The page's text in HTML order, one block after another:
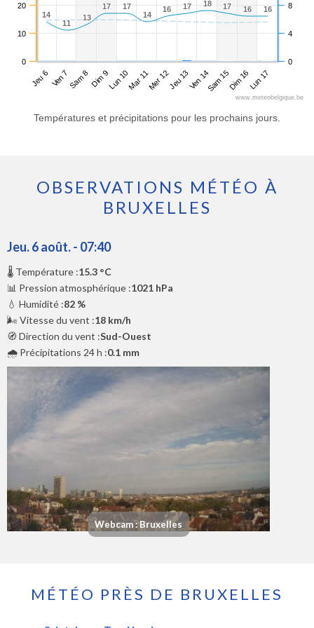
14
14
11
11
13
13
17
17 17
17
14
14
16
16 17
17 18
18 17
17 16
16 16
16
Jeu 6 Ven 7Sam 8Dim 9Lun 10Mar 11Mer 12Jeu 13Ven 14Sam 15Dim 16Lun 17
0
10
20
0
4
8
www.meteobelgique.be
Températures et précipitations pour les prochains jours.
OBSERVATIONS MÉTÉO À
BRUXELLES
Jeu. 6 août. - 07:40
🌡️ Température :15.3 °C
📊 Pression atmosphérique :1021 hPa
💧 Humidité :82 %
🌬️ Vitesse du vent :18 km/h
🧭 Direction du vent :Sud-Ouest
🌧️ Précipitations 24 h :0.1 mm
Webcam : Bruxelles
MÉTÉO PRÈS DE BRUXELLES